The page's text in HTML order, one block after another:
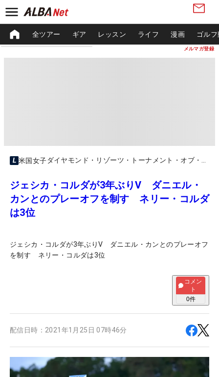
メルマガ登録
全ツアー ギア レッスン ライフ 漫画 ゴル
米国女子
ジェシカ・コルダが3年ぶりV ダニエル・
カンとのプレーオフを制す ネリー・コルダ
は3位
ジェシカ・コルダが3年ぶりV ダニエル・カンとのプレーオフ
を制す ネリー・コルダは3位
コメン
ト
0件
配信日時： 2021年1月25日 07時46分